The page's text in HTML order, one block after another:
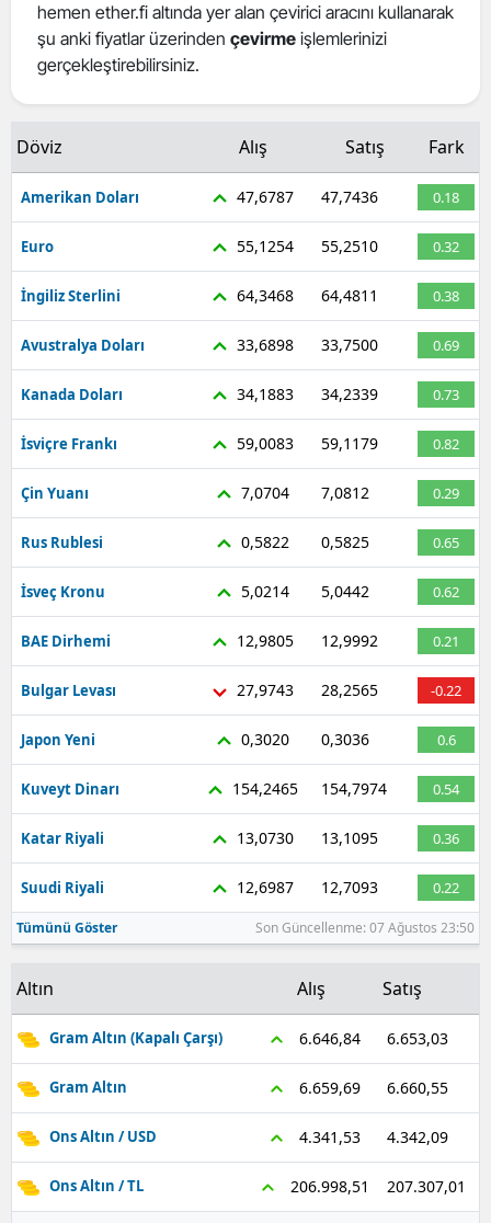
Giresun
Hakkari
Isparta
Mersin
İstanbul
Kars
Kastamonu
Kayseri
Kırklareli
Kırşehir
Kocaeli
Kütahya
Malatya
Manisa
Kahramanmaraş
Mardin
Muğla
Nevşehir
Niğde
Rize
Sakarya
hemen ether.fi altında yer alan çevirici aracını kullanarak
şu anki fiyatlar üzerinden çevirme işlemlerinizi
gerçekleştirebilirsiniz.
Döviz Alış Satış Fark
Amerikan Doları 47,6787 47,7436 0.18
Euro 55,1254 55,2510 0.32
İngiliz Sterlini 64,3468 64,4811 0.38
Avustralya Doları 33,6898 33,7500 0.69
Kanada Doları 34,1883 34,2339 0.73
İsviçre Frankı 59,0083 59,1179 0.82
Çin Yuanı 7,0704 7,0812 0.29
Rus Rublesi 0,5822 0,5825 0.65
İsveç Kronu 5,0214 5,0442 0.62
BAE Dirhemi 12,9805 12,9992 0.21
Bulgar Levası 27,9743 28,2565 -0.22
Japon Yeni 0,3020 0,3036 0.6
Kuveyt Dinarı 154,2465 154,7974 0.54
Katar Riyali 13,0730 13,1095 0.36
Suudi Riyali 12,6987 12,7093 0.22
Tümünü Göster Son Güncellenme: 07 Ağustos 23:50
Altın Alış Satış
Gram Altın (Kapalı Çarşı) 6.646,84 6.653,03
Gram Altın 6.659,69 6.660,55
Ons Altın / USD 4.341,53 4.342,09
Ons Altın / TL 206.998,51 207.307,01